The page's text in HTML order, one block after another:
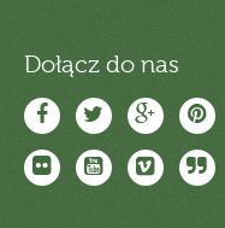
Dołącz do nas